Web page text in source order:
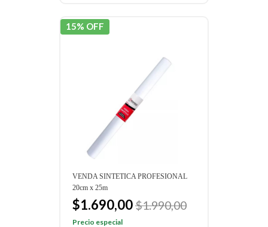
15% OFF
VENDA SINTETICA PROFESIONAL
20cm x 25m
$1.690,00$1.990,00
Precio especial